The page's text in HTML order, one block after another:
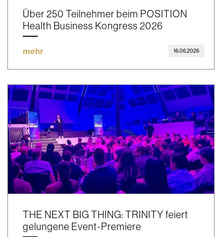
Über 250 Teilnehmer beim POSITION
Health Business Kongress 2026
mehr 16.06.2026
THE NEXT BIG THING: TRINITY feiert
gelungene Event-Premiere